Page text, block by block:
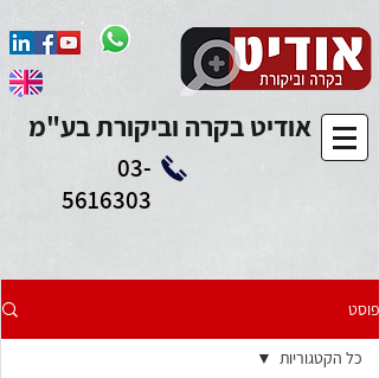
Add to Calendar
אודיט בקרה וביקורת בע"מ
03-
5616303
פוסט
כל הקטגוריות